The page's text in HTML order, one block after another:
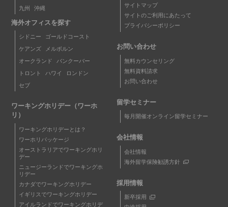
九州
沖縄
海外オフィスを探す
シドニー
ゴールドコースト
ケアンズ
メルボルン
オークランド
バンクーバー
トロント
ハワイ
ロンドン
セブ
ワーキングホリデー（ワーホ
リ）
ワーキングホリデーとは？
ワーホリパッケージ
オーストラリアでワーキングホリ
デー
ニュージーランドでワーキングホ
リデー
カナダでワーキングホリデー
イギリスでワーキングホリデー
アイルランドでワーキングホリデ
サイトマップ
サイトのご利用にあたって
プライバシーポリシー
お問い合わせ
無料カウンセリング
無料資料請求
お問い合わせ
留学セミナー
毎月開催オンライン留学セミナー
会社情報
会社情報
海外留学保険勧誘方針
採用情報
新卒採用